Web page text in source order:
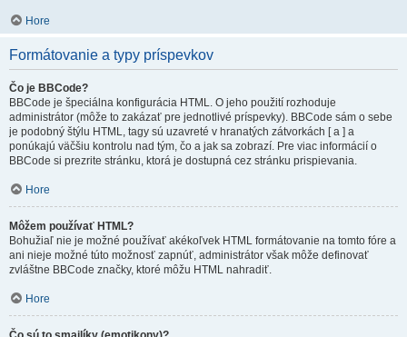
Hore
Formátovanie a typy príspevkov
Čo je BBCode?
BBCode je špeciálna konfigurácia HTML. O jeho použití rozhoduje
administrátor (môže to zakázať pre jednotlivé príspevky). BBCode sám o sebe
je podobný štýlu HTML, tagy sú uzavreté v hranatých zátvorkách [ a ] a
ponúkajú väčšiu kontrolu nad tým, čo a jak sa zobrazí. Pre viac informácií o
BBCode si prezrite stránku, ktorá je dostupná cez stránku prispievania.
Hore
Môžem používať HTML?
Bohužiaľ nie je možné používať akékoľvek HTML formátovanie na tomto fóre a
ani nieje možné túto možnosť zapnúť, administrátor však môže definovať
zvláštne BBCode značky, ktoré môžu HTML nahradiť.
Hore